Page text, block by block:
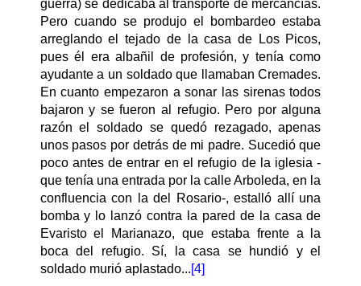
guerra) se dedicaba al transporte de mercancías.
Pero cuando se produjo el bombardeo estaba
arreglando el tejado de la casa de Los Picos,
pues él era albañil de profesión, y tenía como
ayudante a un soldado que llamaban Cremades.
En cuanto empezaron a sonar las sirenas todos
bajaron y se fueron al refugio. Pero por alguna
razón el soldado se quedó rezagado, apenas
unos pasos por detrás de mi padre. Sucedió que
poco antes de entrar en el refugio de la iglesia -
que tenía una entrada por la calle Arboleda, en la
confluencia con la del Rosario-, estalló allí una
bomba y lo lanzó contra la pared de la casa de
Evaristo el Marianazo, que estaba frente a la
boca del refugio. Sí, la casa se hundió y el
soldado murió aplastado...[4]